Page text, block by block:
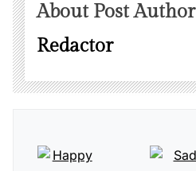
About Post Author
Redactor